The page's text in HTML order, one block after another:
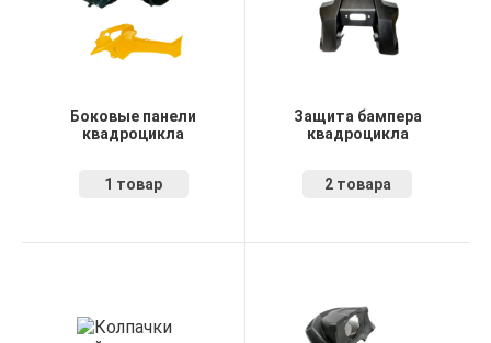
Боковые панели
квадроцикла
1 товар
Защита бампера
квадроцикла
2 товара